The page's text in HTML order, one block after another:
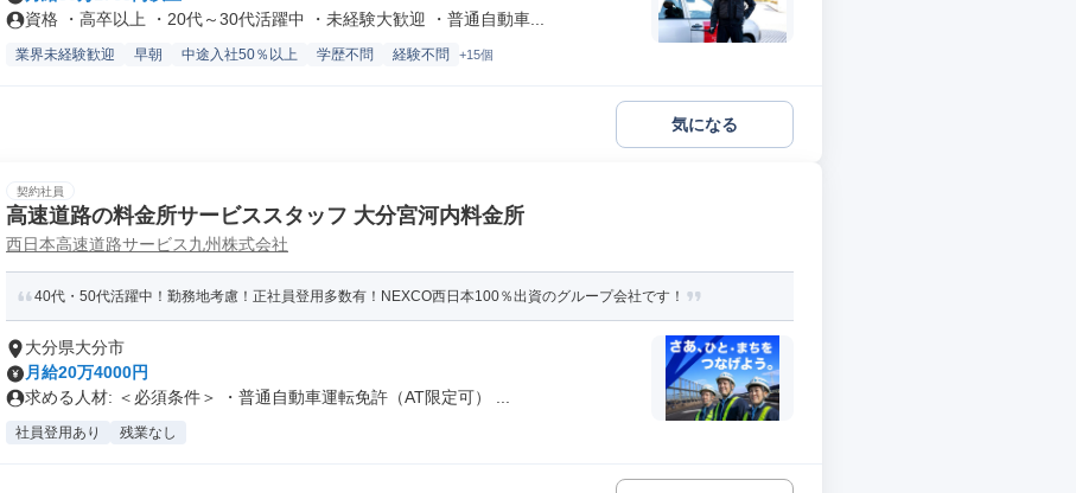
資格 ・高卒以上 ・20代～30代活躍中 ・未経験大歓迎 ・普通自動車...
業界未経験歓迎 早朝 中途入社50％以上 学歴不問 経験不問 +15個
気になる
契約社員
高速道路の料金所サービススタッフ 大分宮河内料金所
西日本高速道路サービス九州株式会社
40代・50代活躍中！勤務地考慮！正社員登用多数有！NEXCO西日本100％出資のグループ会社です！
大分県大分市
月給20万4000円
求める人材: ＜必須条件＞ ・普通自動車運転免許（AT限定可） ...
社員登用あり 残業なし